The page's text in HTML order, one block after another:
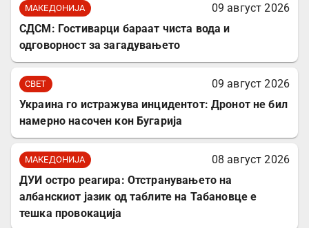
МАКЕДОНИЈА
09 август 2026
СДСМ: Гостиварци бараат чиста вода и
одговорност за загадувањето
СВЕТ
09 август 2026
Украина го истражува инцидентот: Дронот не бил
намерно насочен кон Бугарија
МАКЕДОНИЈА
08 август 2026
ДУИ остро реагира: Отстранувањето на
албанскиот јазик од таблите на Табановце е
тешка провокација